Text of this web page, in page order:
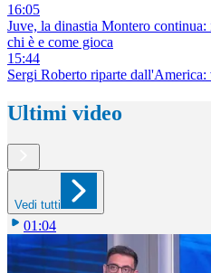
16:05
Juve, la dinastia Montero
chi è e come gioca
15:44
Sergi Roberto riparte
Ultimi video
Vedi tutti
01:04